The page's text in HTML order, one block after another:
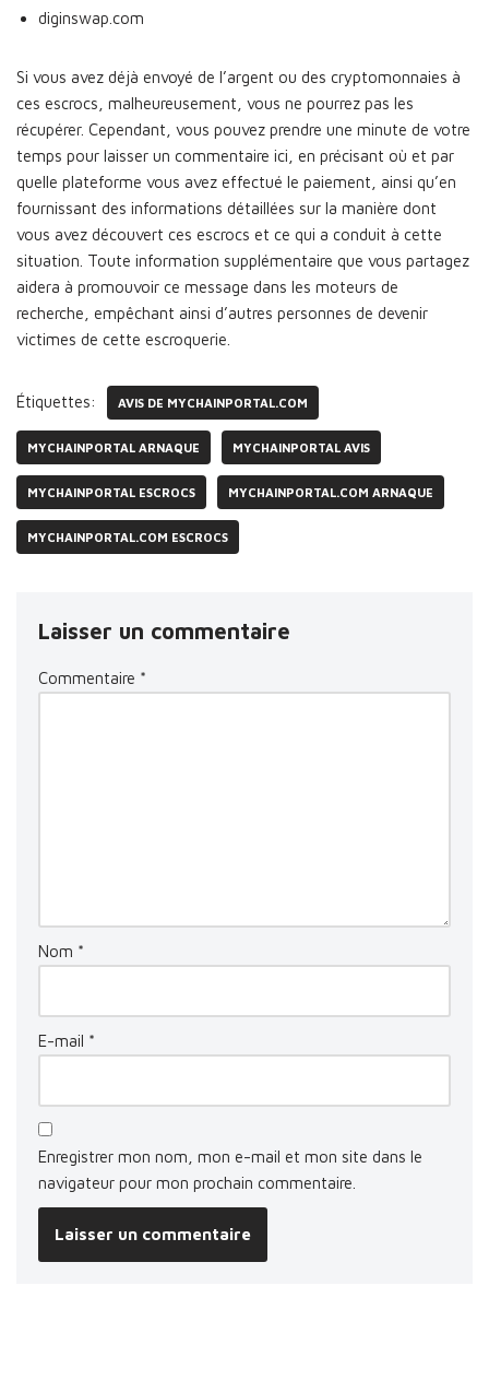
diginswap.com
Si vous avez déjà envoyé de l’argent ou des cryptomonnaies à
ces escrocs, malheureusement, vous ne pourrez pas les
récupérer. Cependant, vous pouvez prendre une minute de votre
temps pour laisser un commentaire ici, en précisant où et par
quelle plateforme vous avez effectué le paiement, ainsi qu’en
fournissant des informations détaillées sur la manière dont
vous avez découvert ces escrocs et ce qui a conduit à cette
situation. Toute information supplémentaire que vous partagez
aidera à promouvoir ce message dans les moteurs de
recherche, empêchant ainsi d’autres personnes de devenir
victimes de cette escroquerie.
Étiquettes: AVIS DE MYCHAINPORTAL.COM
MYCHAINPORTAL ARNAQUE MYCHAINPORTAL AVIS
MYCHAINPORTAL ESCROCS MYCHAINPORTAL.COM ARNAQUE
MYCHAINPORTAL.COM ESCROCS
Laisser un commentaire
Commentaire *
Nom *
E-mail *
Enregistrer mon nom, mon e-mail et mon site dans le
navigateur pour mon prochain commentaire.